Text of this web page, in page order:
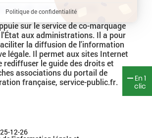
En 1
clic
DE PRISON
sur le service de co-marquage
aux administrations. Il a pour
la diffusion de l'information
légale. Il permet aux sites Internet
rediffuser le guide des droits et
associations du portail de
française, service-public.fr.
12-26
Politique de confidentialité